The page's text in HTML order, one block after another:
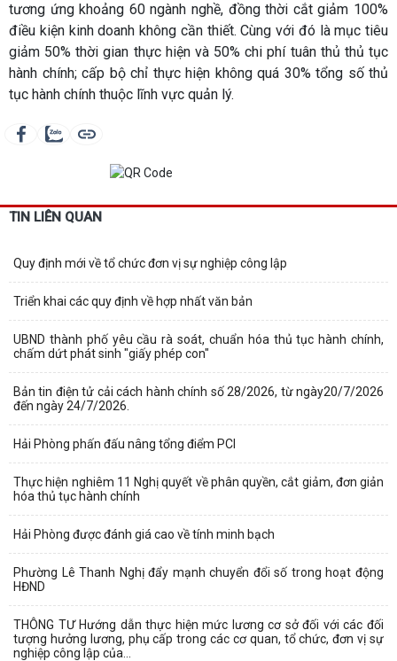
tương ứng khoảng 60 ngành nghề, đồng thời cắt giảm 100%
điều kiện kinh doanh không cần thiết. Cùng với đó là mục tiêu
giảm 50% thời gian thực hiện và 50% chi phí tuân thủ thủ tục
hành chính; cấp bộ chỉ thực hiện không quá 30% tổng số thủ
tục hành chính thuộc lĩnh vực quản lý.
TIN LIÊN QUAN
Quy định mới về tổ chức đơn vị sự nghiệp công lập
Triển khai các quy định về hợp nhất văn bản
UBND thành phố yêu cầu rà soát, chuẩn hóa thủ tục hành chính,
chấm dứt phát sinh "giấy phép con"
Bản tin điện tử cải cách hành chính số 28/2026, từ ngày20/7/2026
đến ngày 24/7/2026.
Hải Phòng phấn đấu nâng tổng điểm PCI
Thực hiện nghiêm 11 Nghị quyết về phân quyền, cắt giảm, đơn giản
hóa thủ tục hành chính​
Hải Phòng được đánh giá cao về tính minh bạch
Phường Lê Thanh Nghị đẩy mạnh chuyển đổi số trong hoạt động
HĐND
THÔNG TƯ Hướng dẫn thực hiện mức lương cơ sở đối với các đối
tượng hưởng lương, phụ cấp trong các cơ quan, tổ chức, đơn vị sự
nghiệp công lập của...